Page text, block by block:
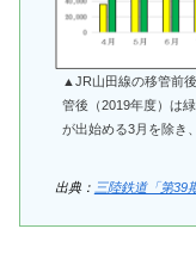
▲JR山田線の移管前
管後（2019年度）は
が出始める3月を除き
出典： 三陸鉄道「第39